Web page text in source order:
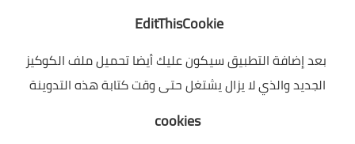
EditThisCookie
بعد إضافة التطبيق سيكون عليك أيضا تحميل ملف الكوكيز
الجديد والذي لا يزال يشتغل حتى وقت كتابة هذه التدوينة
cookies